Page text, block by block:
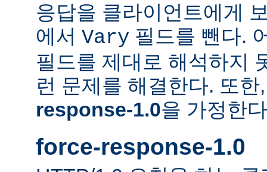
응답을 클라이언트에게
에서 Vary 필드를 뺀다.
필드를 제대로 해석하지
런 문제를 해결한다. 또
response-1.0을 가정한
force-response-1.0